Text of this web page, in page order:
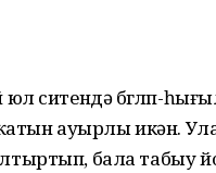
ситендә бөгөлөп-
ауырлы икән.
бала табыу